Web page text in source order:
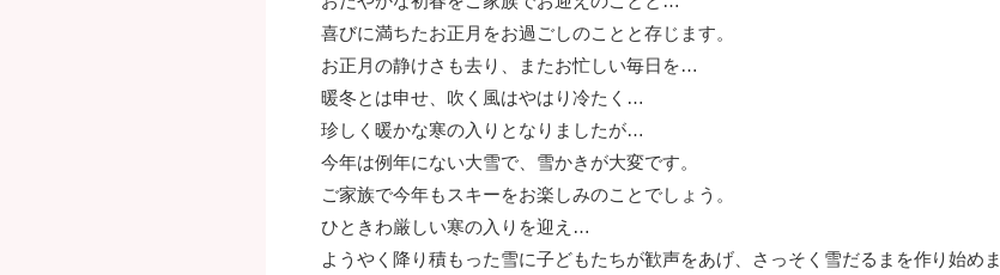
喜びに満ちたお正月をお過ごしのことと存じます。
お正月の静けさも去り、またお忙しい毎日を…
暖冬とは申せ、吹く風はやはり冷たく…
珍しく暖かな寒の入りとなりましたが…
今年は例年にない大雪で、雪かきが大変です。
ご家族で今年もスキーをお楽しみのことでしょう。
ひときわ厳しい寒の入りを迎え…
ようやく降り積もった雪に子どもたちが歓声をあげ、さっそく雪だるまを作り始めま